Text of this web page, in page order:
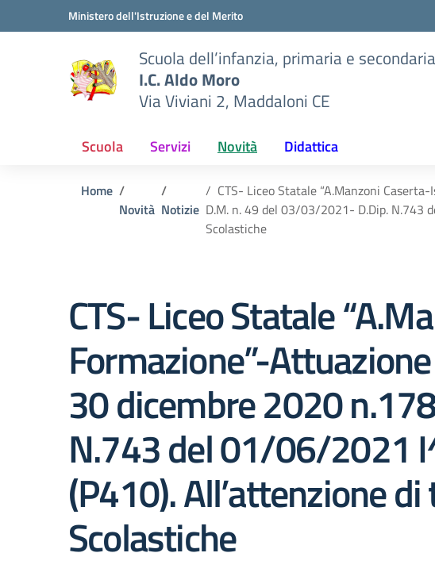
Vai ai contenuti
Vai al menu di navigazioneMinistero dell'Istruzione e del Merito
Scuola dell’infanzia, primaria e
I.C. Aldo Moro
Via Viviani 2, Maddaloni CE
Scuola Servizi Novità Didattica
Home
Novità Notizie
CTS- Liceo Statale “A.Manzoni
D.M. n. 49 del 03/03/2021- D.Dip. N.743
Scolastiche
CTS- Liceo Statale
Formazione”-
30 dicembre 2020
N.743 del 01/06/2021
(P410). All’attenzione
Scolastiche